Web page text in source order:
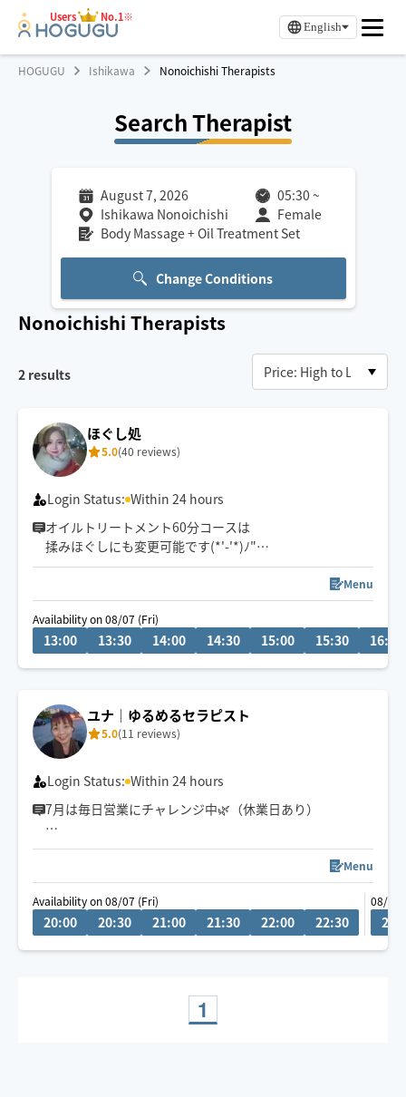
Users No.1※
English
HOGUGU Ishikawa Nonoichishi Therapists
Search Therapist
August 7, 2026 05:30 ~
Ishikawa Nonoichishi
Female
Body Massage + Oil Treatment Set
Change Conditions
Nonoichishi Therapists
2 results
ほぐし処
5.0(40 reviews)
Login Status: Within 24 hours
オイルトリートメント60分コースは
揉みほぐしにも変更可能です(*'-'*)ﾉ"
市外からのリクエストには交通ヒや移動距離考えますと
少し難しいです。
ぜひ癒しの時間をお届けできたら嬉しいです、よろしく
お願いします(*^_^*)
Menu
Availability on 08/07 (Fri)
13:00 13:30 14:00 14:30 15:00 15:30 16:00
ユナ│ゆるめるセラピスト
5.0(11 reviews)
Login Status: Within 24 hours
7月は毎日営業にチャレンジ中🌿（休業日あり）
お一人おひとりと丁寧に向き合い、心と身体を整えてお
伺いするため、ご予約は当日16時締め切りのとさせてい
ただいています。🤗
車でお伺いしますので、駐車場の有無などをお知らせい
Menu
Availability on 08/07 (Fri)
20:00 20:30 21:00 21:30 22:00 22:30
08/08
1